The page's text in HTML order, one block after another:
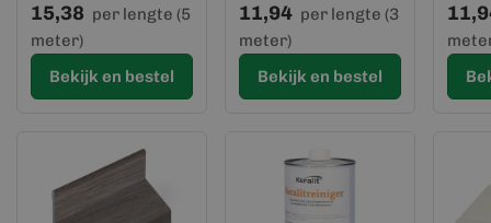
15,38 per lengte (5
meter)
Bekijk en bestel
11,94 per lengte (3
meter)
Bekijk en bestel